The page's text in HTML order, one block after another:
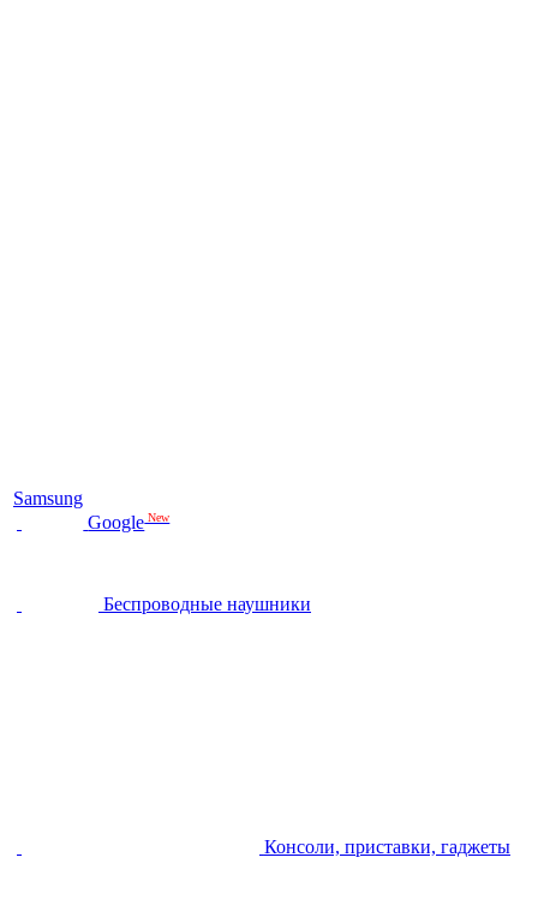
Samsung
Google New
Беспроводные наушники
Консоли, приставки, гаджеты